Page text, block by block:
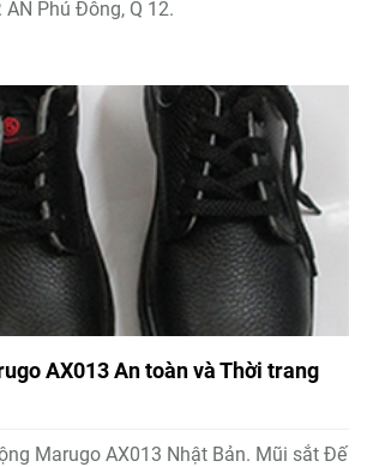
AN Phú Đông, Q 12.
AX013 An toàn và Thời trang
Marugo AX013 Nhật Bản. Mũi sắt Đế